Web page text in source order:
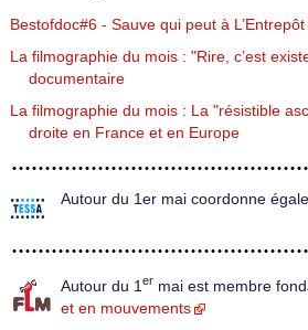
Bestofdoc#6 - Sauve qui peut à
La filmographie du mois : "Rire, c’est
documentaire
La filmographie du mois : La "résistible
droite en France et en Europe
Autour du 1er mai coordonne
Autour du 1 er mai est membre
et en mouvements